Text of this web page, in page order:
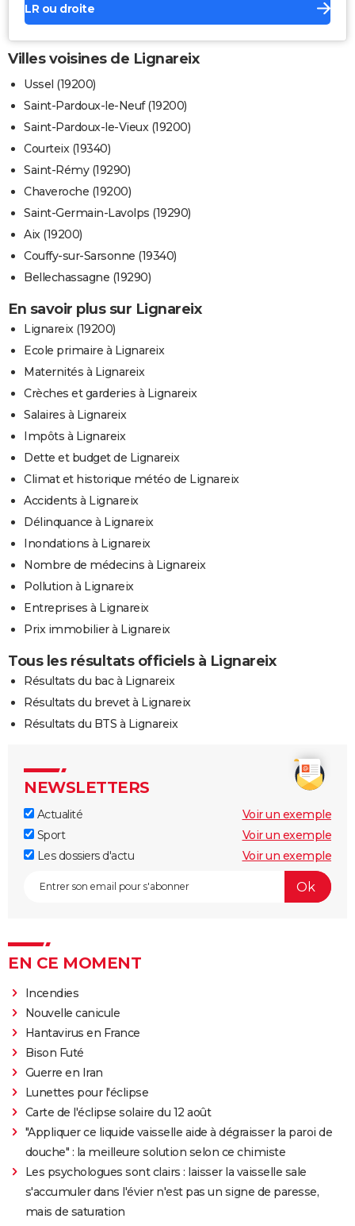
LR ou droite
Villes voisines de Lignareix
Ussel (19200)
Saint-Pardoux-le-Neuf (19200)
Saint-Pardoux-le-Vieux (19200)
Courteix (19340)
Saint-Rémy (19290)
Chaveroche (19200)
Saint-Germain-Lavolps (19290)
Aix (19200)
Couffy-sur-Sarsonne (19340)
Bellechassagne (19290)
En savoir plus sur Lignareix
Lignareix (19200)
Ecole primaire à Lignareix
Maternités à Lignareix
Crèches et garderies à Lignareix
Salaires à Lignareix
Impôts à Lignareix
Dette et budget de Lignareix
Climat et historique météo de Lignareix
Accidents à Lignareix
Délinquance à Lignareix
Inondations à Lignareix
Nombre de médecins à Lignareix
Pollution à Lignareix
Entreprises à Lignareix
Prix immobilier à Lignareix
Tous les résultats officiels à Lignareix
Résultats du bac à Lignareix
Résultats du brevet à Lignareix
Résultats du BTS à Lignareix
NEWSLETTERS
Actualité
Voir un exemple
Sport
Voir un exemple
Les dossiers d'actu
Voir un exemple
EN CE MOMENT
Incendies
Nouvelle canicule
Hantavirus en France
Bison Futé
Guerre en Iran
Lunettes pour l'éclipse
Carte de l'éclipse solaire du 12 août
"Appliquer ce liquide vaisselle aide à dégraisser la paroi de
douche" : la meilleure solution selon ce chimiste
Les psychologues sont clairs : laisser la vaisselle sale
s'accumuler dans l'évier n'est pas un signe de paresse,
mais de saturation